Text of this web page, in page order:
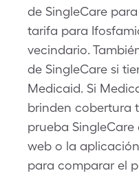
de SingleCare
tarifa para
vecindario.
de SingleCare si
Medicaid. Si
brinden cobertura
prueba SingleCare
web o la
para comparar el